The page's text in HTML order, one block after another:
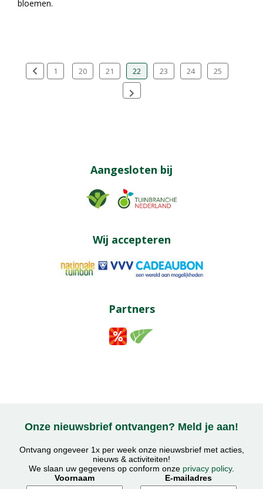
bloemen.
1 20 21 22 23 24 25
Aangesloten bij
Wij accepteren
Partners
Onze nieuwsbrief ontvangen? Meld je aan!
Ontvang ongeveer 1x per week onze nieuwsbrief met acties,
nieuws & activiteiten!
We slaan uw gegevens op conform onze privacy policy.
Voornaam
E-mailadres